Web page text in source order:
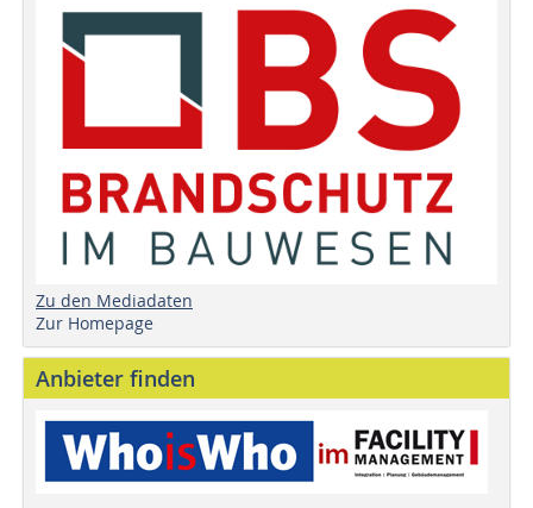
Zu den Mediadaten
Zur Homepage
Anbieter finden